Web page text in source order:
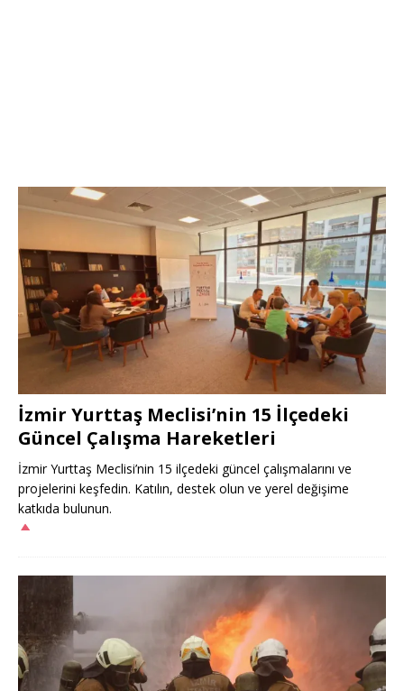
İzmir Yurttaş Meclisi’nin 15 İlçedeki
Güncel Çalışma Hareketleri
İzmir Yurttaş Meclisi’nin 15 ilçedeki güncel çalışmalarını ve
projelerini keşfedin. Katılın, destek olun ve yerel değişime
katkıda bulunun.